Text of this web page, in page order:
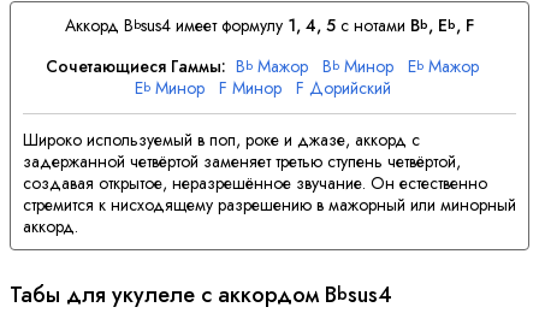
Аккорд Bbsus4 имеет формулу 1, 4, 5 с нотами Bb, Eb, F
Сочетающиеся Гаммы: Bb Мажор Bb Минор Eb Мажор
Eb Минор F Минор F Дорийский
Широко используемый в поп, роке и джазе, аккорд с
задержанной четвёртой заменяет третью ступень четвёртой,
создавая открытое, неразрешённое звучание. Он естественно
стремится к нисходящему разрешению в мажорный или минорный
аккорд.
Табы для укулеле с аккордомBbsus4